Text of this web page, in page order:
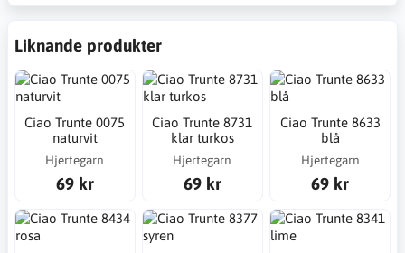
Liknande produkter
Ciao Trunte 0075
naturvit
Hjertegarn
69 kr
Ciao Trunte 8731
klar turkos
Hjertegarn
69 kr
Ciao Trunte 8633
blå
Hjertegarn
69 kr